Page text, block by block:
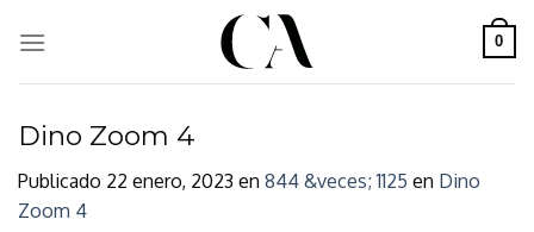
0
Dino Zoom 4
Publicado 22 enero, 2023 en 844 &veces; 1125 en Dino
Zoom 4